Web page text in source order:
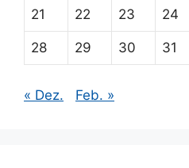
21 22 23 24
28 29 30 31
« Dez. Feb. »